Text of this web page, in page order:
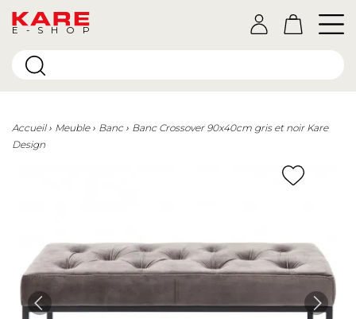
E-SHOP
Accueil Meuble Banc
Banc Crossover 90x40cm gris et noir Kare
Design